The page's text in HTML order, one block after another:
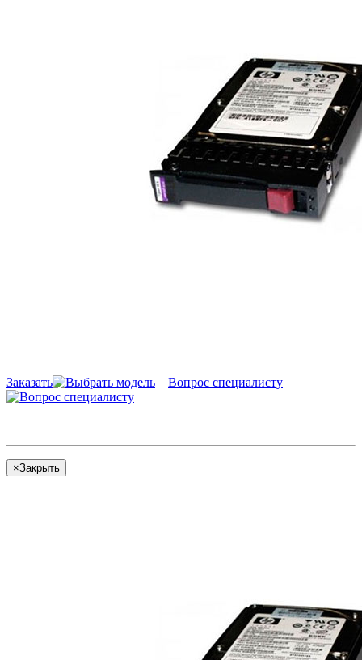
Заказать Вопрос специалисту
×Закрыть